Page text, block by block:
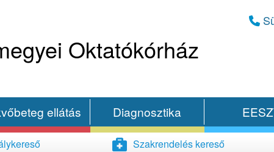
Oktatókórház
ellátás Diagnosztika
Szakrendelés kereső